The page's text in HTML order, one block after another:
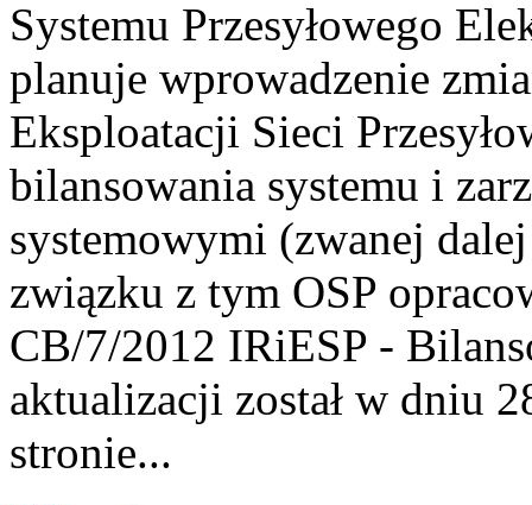
Systemu Przesyłowego
planuje wprowadzenie
Eksploatacji Sieci
bilansowania systemu i
systemowymi (zwanej
związku z tym OSP
CB/7/2012 IRiESP -
aktualizacji został w dniu
stronie...